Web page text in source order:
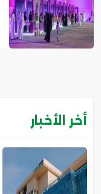
أخر الأخبار